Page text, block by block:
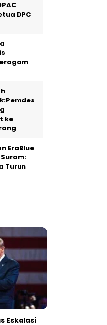
DPC
ke
EraBlue
Turun
Eskalasi